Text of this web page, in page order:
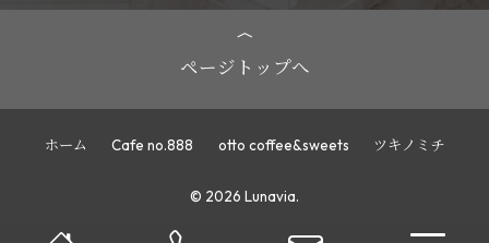
ページトップへ
ホーム Cafe no.888 otto coffee&sweets ツキノミチ
© 2026 Lunavia.